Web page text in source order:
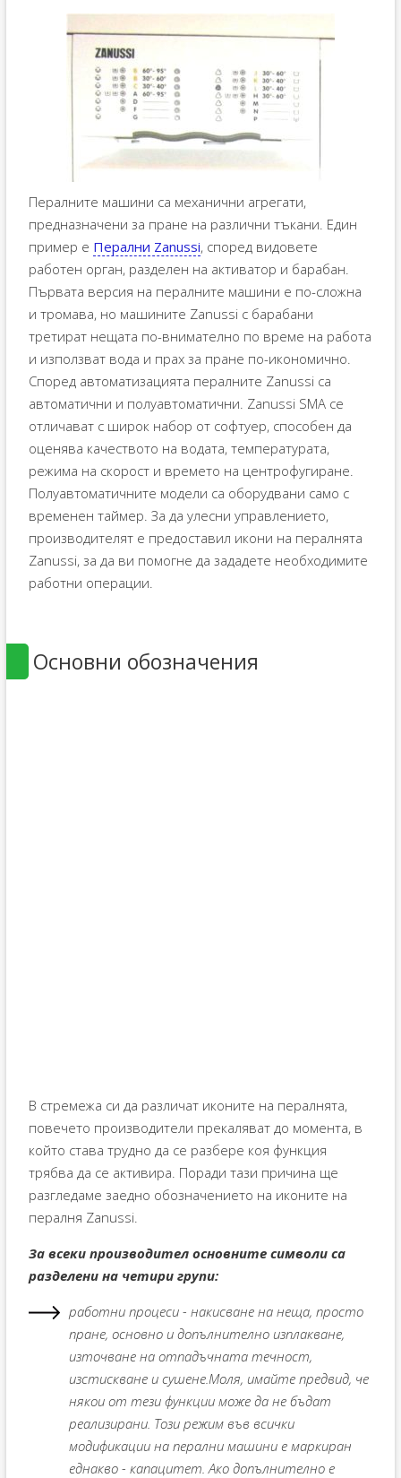
Пералните машини са механични агрегати,
предназначени за пране на различни тъкани. Един
пример е Перални Zanussi, според видовете
работен орган, разделен на активатор и барабан.
Първата версия на пералните машини е по-сложна
и тромава, но машините Zanussi с барабани
третират нещата по-внимателно по време на работа
и използват вода и прах за пране по-икономично.
Според автоматизацията пералните Zanussi са
автоматични и полуавтоматични. Zanussi SMA се
отличават с широк набор от софтуер, способен да
оценява качеството на водата, температурата,
режима на скорост и времето на центрофугиране.
Полуавтоматичните модели са оборудвани само с
временен таймер. За да улесни управлението,
производителят е предоставил икони на пералнята
Zanussi, за да ви помогне да зададете необходимите
работни операции.
Основни обозначения
В стремежа си да различат иконите на пералнята,
повечето производители прекаляват до момента, в
който става трудно да се разбере коя функция
трябва да се активира. Поради тази причина ще
разгледаме заедно обозначението на иконите на
пералня Zanussi.
За всеки производител основните символи са
разделени на четири групи:
работни процеси - накисване на неща, просто
пране, основно и допълнително изплакване,
източване на отпадъчната течност,
изстискване и сушене.Моля, имайте предвид, че
някои от тези функции може да не бъдат
реализирани. Този режим във всички
модификации на перални машини е маркиран
еднакво - капацитет. Ако допълнително е